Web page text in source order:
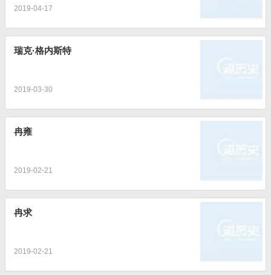
2019-04-17
瑞克·格内斯特
2019-03-30
冉雍
2019-02-21
冉求
2019-02-21